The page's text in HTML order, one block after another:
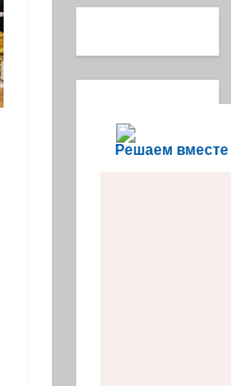
Решаем вместе